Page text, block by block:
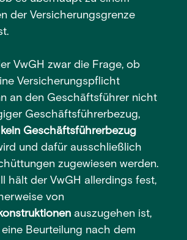
der Versicherungsgrenze
VwGH zwar die Frage, ob
Versicherungspflicht
an den Geschäftsführer nicht
Geschäftsführerbezug,
Geschäftsführerbezug
und dafür ausschließlich
zugewiesen werden.
hält der VwGH allerdings fest,
von
auszugehen ist,
Beurteilung nach dem